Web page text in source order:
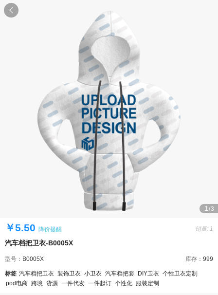

1 /3
￥5.50 降价提醒 销量: 1
汽车档把卫衣-B0005X
型号： B0005X 库存： 999
标签 汽车档把卫衣 装饰卫衣 小卫衣 汽车档把套 DIY卫衣 个性卫衣定制
pod电商 跨境 货源 一件代发 一件起订 个性化 服装定制